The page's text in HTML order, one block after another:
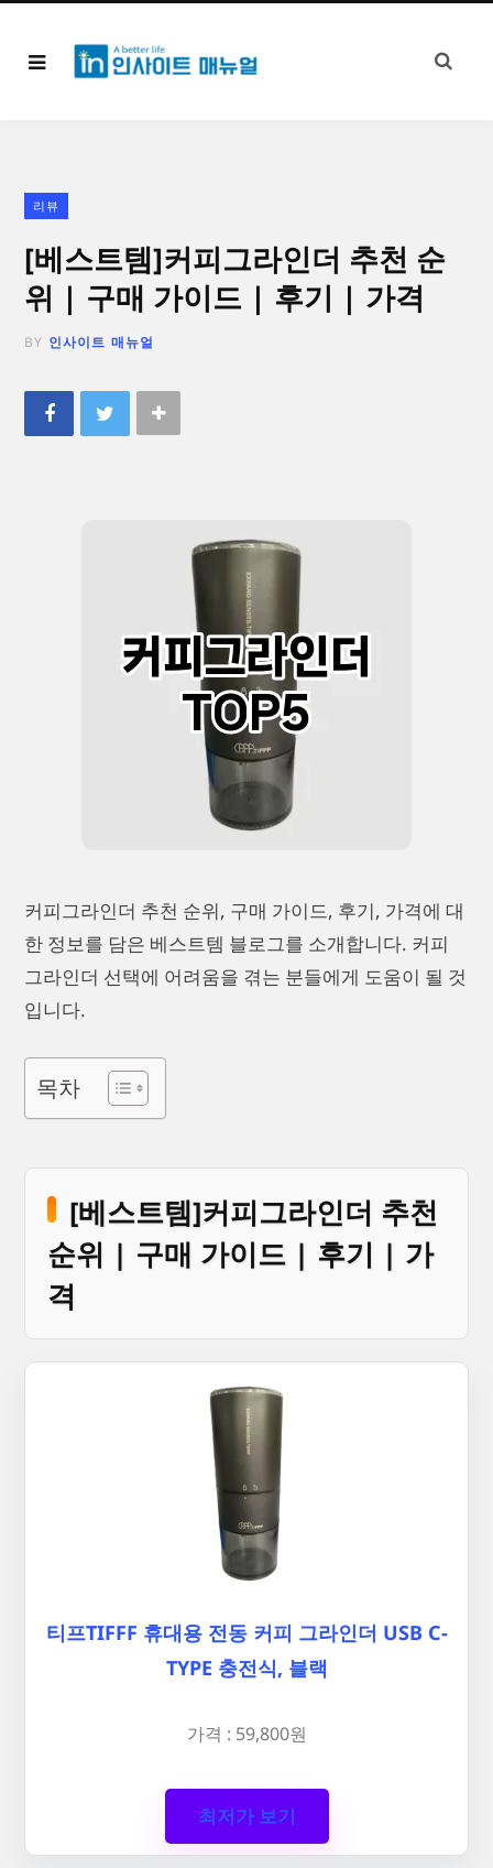
리뷰
[베스트템]커피그라인더 추천 순
위 | 구매 가이드 | 후기 | 가격
BY 인사이트 매뉴얼
커피그라인더 추천 순위, 구매 가이드, 후기, 가격에 대
한 정보를 담은 베스트템 블로그를 소개합니다. 커피
그라인더 선택에 어려움을 겪는 분들에게 도움이 될 것
입니다.
목차
[베스트템]커피그라인더 추천
순위 | 구매 가이드 | 후기 | 가
격
티프TIFFF 휴대용 전동 커피 그라인더 USB C-
TYPE 충전식, 블랙
가격 : 59,800원
최저가 보기